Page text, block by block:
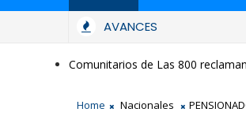
AVANCES
Comunitarios de Las 800
Home Nacionales